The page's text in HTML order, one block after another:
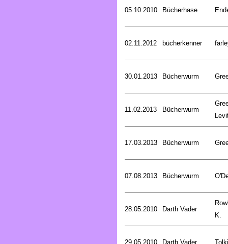
05.10.2010 Bücherhase
02.11.2012 bücherkenner
30.01.2013 Bücherwurm
11.02.2013 Bücherwurm
17.03.2013 Bücherwurm
07.08.2013 Bücherwurm
28.05.2010 Darth Vader
K.
29.05.2010 Darth Vader